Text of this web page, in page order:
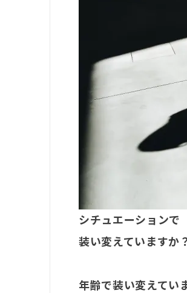
シチュエーションで
装い変えていますか
年齢で装い変えてい